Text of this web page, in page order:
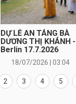
DỰ LỄ AN TÁNG BÀ
DƯƠNG THỊ KHÁNH -
Berlin 17.7.2026
18/07/2026 | 03:04
3 4 5